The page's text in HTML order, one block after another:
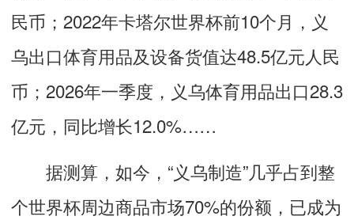
民币；2022年卡塔尔世界杯前10个月，义
乌出口体育用品及设备货值达48.5亿元人民
币；2026年一季度，义乌体育用品出口28.3
亿元，同比增长12.0%……
据测算，如今，“义乌制造”几乎占到整
个世界杯周边商品市场70%的份额，已成为